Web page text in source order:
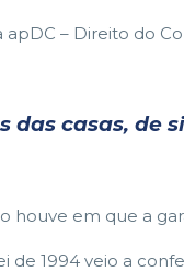
– Direito do
das casas, de
houve em que a
de 1994 veio a